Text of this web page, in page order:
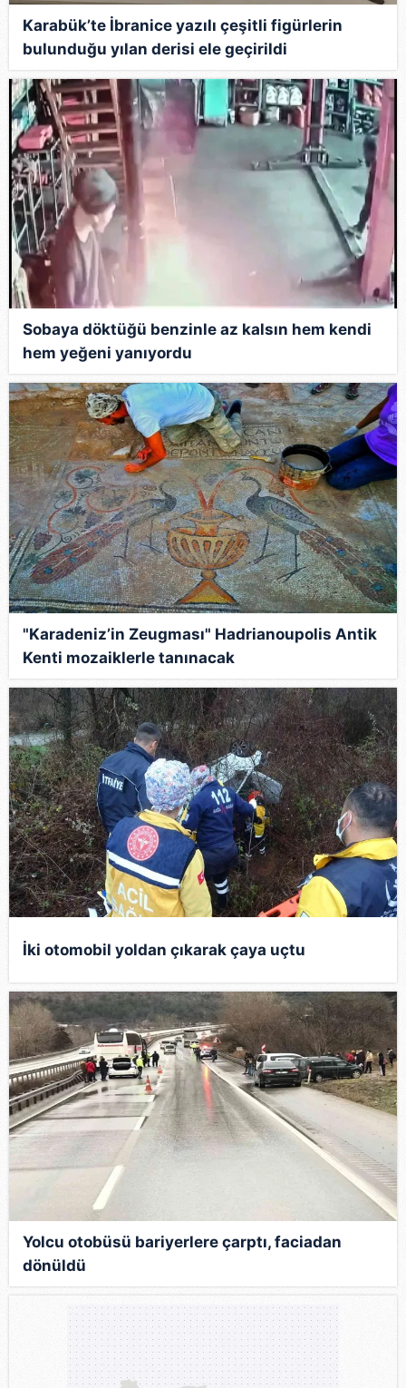
Karabük’te İbranice yazılı çeşitli figürlerin
bulunduğu yılan derisi ele geçirildi
Sobaya döktüğü benzinle az kalsın hem kendi
hem yeğeni yanıyordu
"Karadeniz’in Zeugması" Hadrianoupolis Antik
Kenti mozaiklerle tanınacak
İki otomobil yoldan çıkarak çaya uçtu
Yolcu otobüsü bariyerlere çarptı, faciadan
dönüldü